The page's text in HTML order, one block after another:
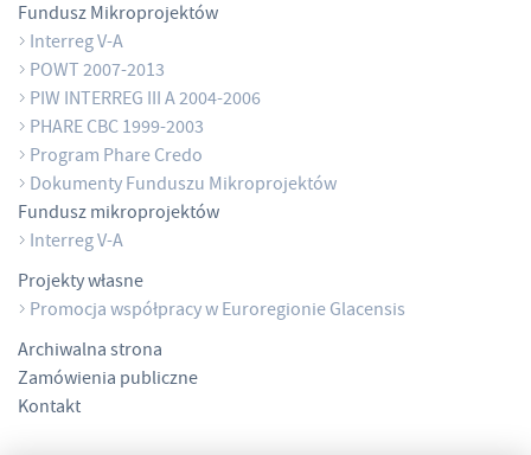
Fundusz Mikroprojektów
Interreg V-A
POWT 2007-2013
PIW INTERREG III A 2004-2006
PHARE CBC 1999-2003
Program Phare Credo
Dokumenty Funduszu Mikroprojektów
Fundusz mikroprojektów
Interreg V-A
Projekty własne
Promocja współpracy w Euroregionie Glacensis
Archiwalna strona
Zamówienia publiczne
Kontakt